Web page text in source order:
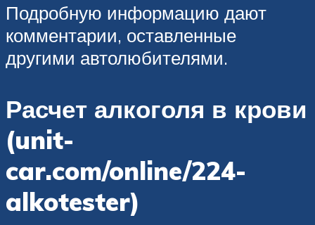
Подробную информацию дают
комментарии, оставленные
другими автолюбителями.
Расчет алкоголя в крови
(unit-
car.com/online/224-
alkotester)